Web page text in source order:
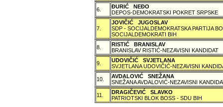
6.
ÐURIĆ NEÐO
DEPOS-DEMOKRATSKI POKRET SRPSKE
7.
JOVIČIĆ JUGOSLAV
SDP - SOCIJALDEMOKRATSKA PARTIJA
SOCIJALDEMOKRATI BIH
8.
RISTIĆ BRANISLAV
BRANISLAV RISTIĆ-NEZAVISNI KANDIDAT
9.
UDOVIČIĆ SVJETLANA
SVJETLANA UDOVIČIĆ-NEZAVISNI
10.
AVDALOVIĆ SNEŽANA
SNEŽANA AVDALOVIĆ-NEZAVISNI
11.
DRAGIČEVIĆ SLAVKO
PATRIOTSKI BLOK BOSS - SDU BIH